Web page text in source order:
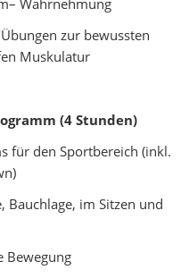
Wahrnehmung
zur bewussten
Muskulatur
(4 Stunden)
für den Sportbereich (inkl.
Bauchlage, im Sitzen und
Bewegung